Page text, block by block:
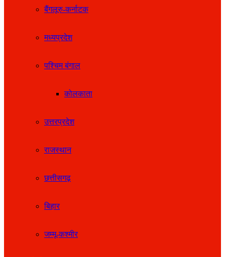
बैंगलूरु-कर्नाटक
मध्यप्रदेश
पश्चिम बंगाल
कोलकाता
उत्तरप्रदेश
राजस्थान
छत्तीसगढ़
बिहार
जम्मू-कश्मीर